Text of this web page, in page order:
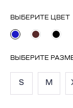
ВЫБЕРИТЕ ЦВЕТ
ВЫБЕРИТЕ
S M